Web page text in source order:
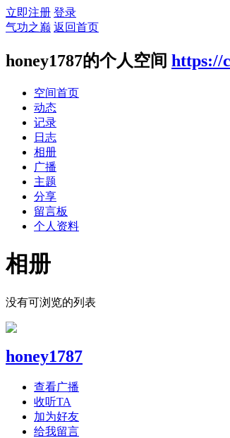
立即注册 登录
气功之巅 返回首页
honey1787的个人空间 https://
空间首页
动态
记录
日志
相册
广播
主题
分享
留言板
个人资料
相册
没有可浏览的列表
honey1787
查看广播
收听TA
加为好友
给我留言